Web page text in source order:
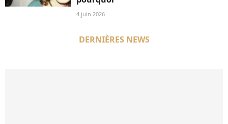
4 juin 2026
DERNIÈRES NEWS